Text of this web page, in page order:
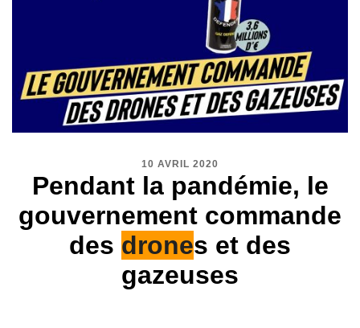
10 AVRIL 2020
Pendant la pandémie, le
gouvernement commande
des drones et des
gazeuses